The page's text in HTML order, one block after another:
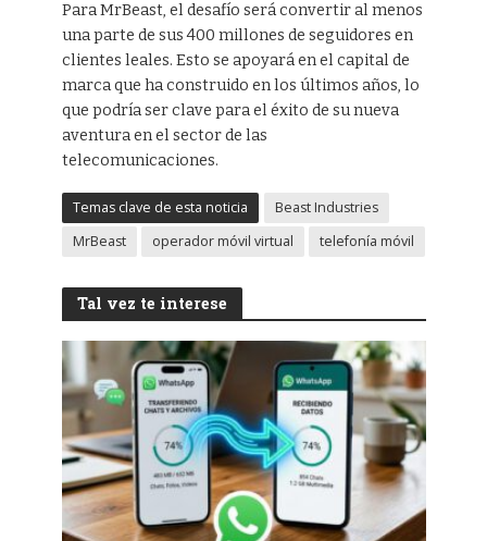
Para MrBeast, el desafío será convertir al menos
una parte de sus 400 millones de seguidores en
clientes leales. Esto se apoyará en el capital de
marca que ha construido en los últimos años, lo
que podría ser clave para el éxito de su nueva
aventura en el sector de las
telecomunicaciones.
Temas clave de esta noticia
Beast Industries
MrBeast
operador móvil virtual telefonía móvil
Tal vez te interese